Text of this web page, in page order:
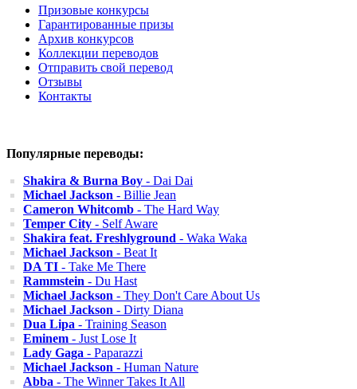
Призовые конкурсы
Гарантированные призы
Архив конкурсов
Коллекции переводов
Отправить свой перевод
Отзывы
Контакты
Популярные переводы:
Shakira & Burna Boy - Dai Dai
Michael Jackson - Billie Jean
Cameron Whitcomb - The Hard Way
Temper City - Self Aware
Shakira feat. Freshlyground - Waka Waka
Michael Jackson - Beat It
DA TI - Take Me There
Rammstein - Du Hast
Michael Jackson - They Don't Care About Us
Michael Jackson - Dirty Diana
Dua Lipa - Training Season
Eminem - Just Lose It
Lady Gaga - Paparazzi
Michael Jackson - Human Nature
Abba - The Winner Takes It All